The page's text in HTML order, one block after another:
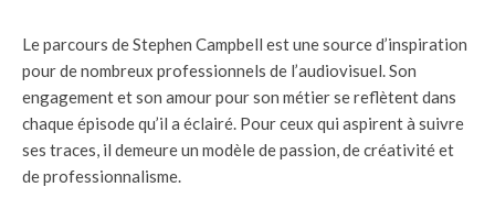
Le parcours de Stephen Campbell est une source d’inspiration
pour de nombreux professionnels de l’audiovisuel. Son
engagement et son amour pour son métier se reflètent dans
chaque épisode qu’il a éclairé. Pour ceux qui aspirent à suivre
ses traces, il demeure un modèle de passion, de créativité et
de professionnalisme.